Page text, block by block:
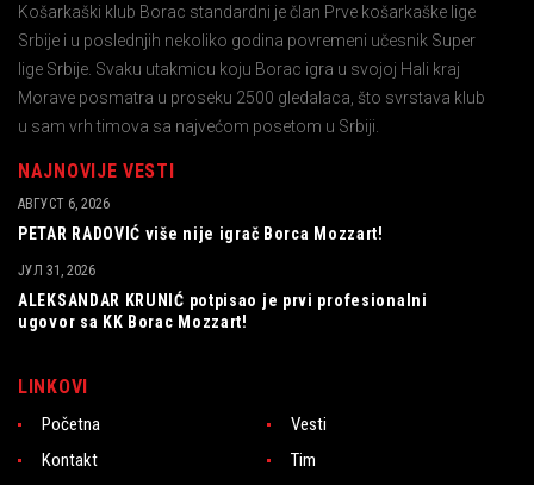
Košarkaški klub Borac standardni je član Prve košarkaške lige
Srbije i u poslednjih nekoliko godina povremeni učesnik Super
lige Srbije. Svaku utakmicu koju Borac igra u svojoj Hali kraj
Morave posmatra u proseku 2500 gledalaca, što svrstava klub
u sam vrh timova sa najvećom posetom u Srbiji.
NAJNOVIJE VESTI
PETAR RADOVIĆ više nije igrač Borca Mozzart!
АВГУСТ 6, 2026
ALEKSANDAR KRUNIĆ potpisao je prvi profesionalni
ugovor sa KK Borac Mozzart!
ЈУЛ 31, 2026
LINKOVI
Početna
Vesti
Kontakt
Tim